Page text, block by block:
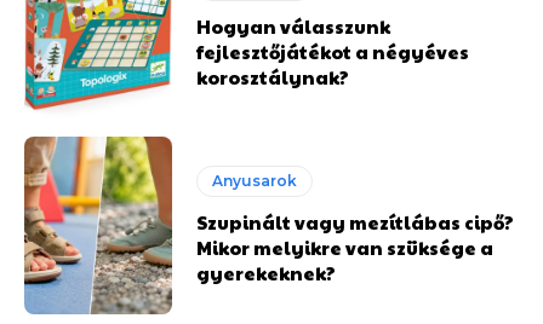
Hogyan válasszunk
fejlesztőjátékot a négyéves
korosztálynak?
Anyusarok
Szupinált vagy mezítlábas cipő?
Mikor melyikre van szüksége a
gyerekeknek?